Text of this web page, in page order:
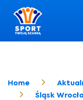
Home
Śląsk